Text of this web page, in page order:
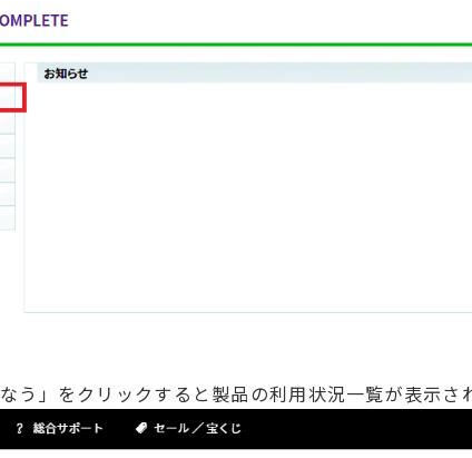
う」をクリックすると製品の利用状況一覧が表示さ